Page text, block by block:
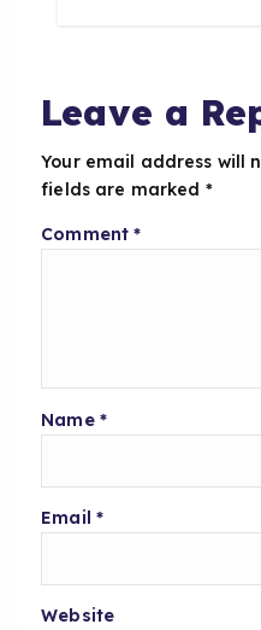
o
k
p
Leave a
Your email address will
fields are marked *
Comment*
Name *
Email *
Website